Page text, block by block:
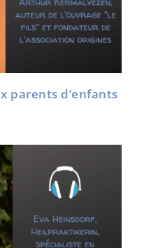
parents d’enfants